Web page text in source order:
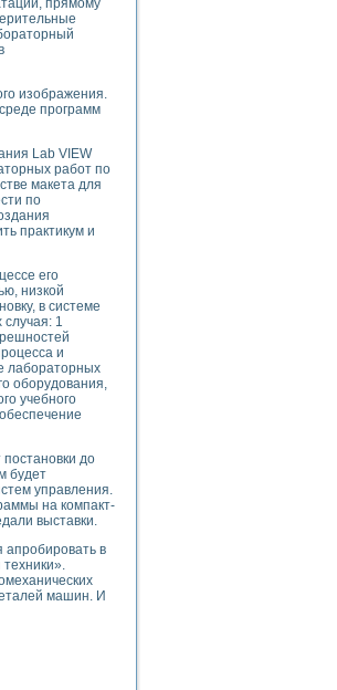
и программных средств
приборов
изображения.
программ
Lab VIEW
работ по
макета для
по
практикум и
его
низкой
в системе
1
и
лабораторных
оборудования,
учебного
до
будет
управления.
на компакт-
выставки.
в
машин. И